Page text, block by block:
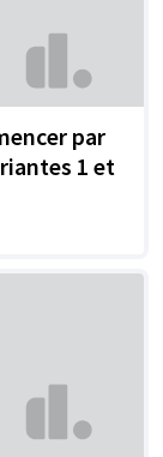
par
1 et